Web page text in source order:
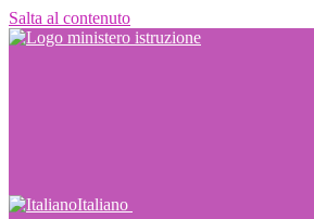
Salta al contenuto
Italiano